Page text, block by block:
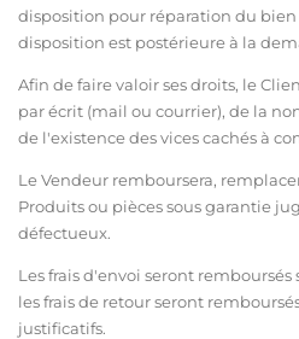
disposition pour réparation du bien
disposition est postérieure à la
Afin de faire valoir ses droits, le
par écrit (mail ou courrier), de la
de l'existence des vices cachés à
Le Vendeur remboursera,
Produits ou pièces sous garantie
défectueux.
Les frais d'envoi seront
les frais de retour seront
justificatifs.